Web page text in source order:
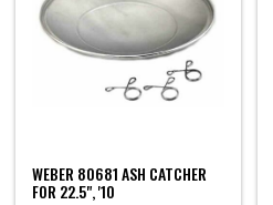
WEBER 80681 ASH CATCHER
FOR 22.5", '10